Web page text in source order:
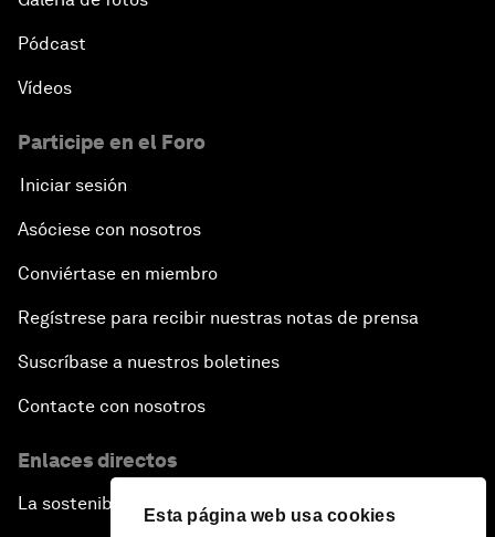
Esta página web usa cookies
Pódcast
Vídeos
Participe en el Foro
Iniciar sesión
Asóciese con nosotros
Conviértase en miembro
Regístrese para recibir nuestras notas de prensa
Suscríbase a nuestros boletines
Contacte con nosotros
Enlaces directos
La sostenibilidad en el Foro